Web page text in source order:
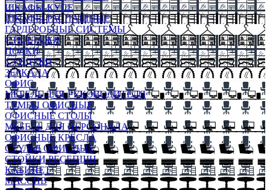
ШКАФЫ-КУПЕ
ШКАФЫ-РАСПАШНЫЕ
ГАРДЕРОБНЫЕ СИСТЕМЫ
СТЕЛЛАЖИ
ПОЛКИ
СУНДУКИ
ЗЕРКАЛА
ОФИС
МЕБЕЛЬ ДЛЯ РУКОВОДИТЕЛЯ
ТУМБЫ ОФИСНЫЕ
ОФИСНЫЕ СТОЛЫ
МЕБЕЛЬ ДЛЯ ПЕРСОНАЛА
ОФИСНЫЕ КРЕСЛА
СТУЛЬЯ ОФИСНЫЕ
СТОЙКИ РЕСЕПШН
КАБИНЕТ
МАССИВ